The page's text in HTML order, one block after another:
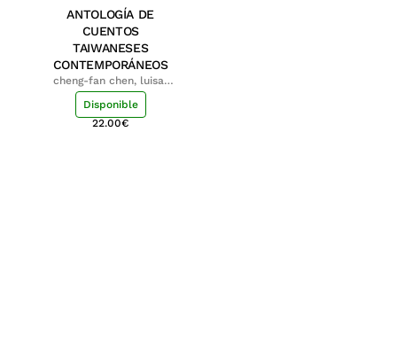
ANTOLOGÍA DE
CUENTOS
TAIWANESES
CONTEMPORÁNEOS
cheng-fan chen, luisa;
shu-ying chang, luisa
Disponible
22.00€